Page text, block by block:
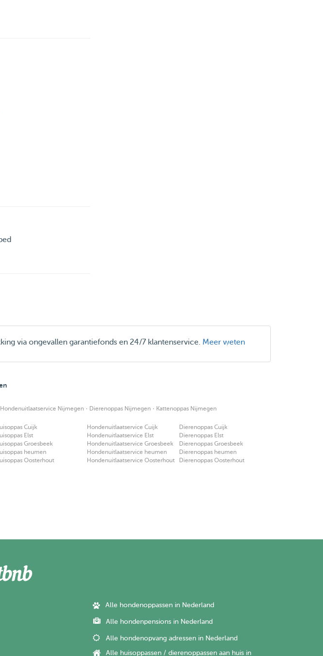
via ongevallen garantiefonds en 24/7 klantenservice. Meer weten
Hondenuitlaatservice Nijmegen · Dierenoppas Nijmegen · Kattenoppas Nijmegen
Cuijk
Elst
Groesbeek
heumen
Oosterhout
Hondenuitlaatservice Cuijk
Hondenuitlaatservice Elst
Hondenuitlaatservice Groesbeek
Hondenuitlaatservice heumen
Hondenuitlaatservice Oosterhout
Dierenoppas Cuijk
Dierenoppas Elst
Dierenoppas Groesbeek
Dierenoppas heumen
Dierenoppas Oosterhout
Alle hondenoppassen in Nederland
Alle hondenpensions in Nederland
Alle hondenopvang adressen in Nederland
Alle huisoppassen / dierenoppassen aan huis in